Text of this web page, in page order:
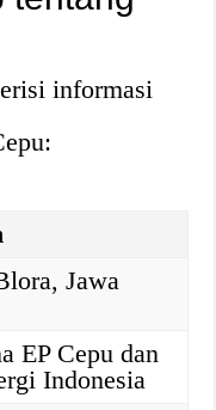
informasi
Jawa
EP Cepu dan
Indonesia